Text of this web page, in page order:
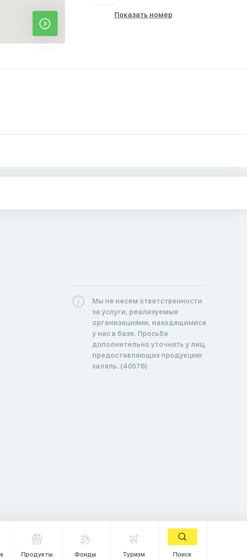
Показать номер
Мы не несем ответственности
за услуги, реализуемые
организациями, находящимися
у нас в базе. Просьба
дополнительно уточнять у лиц,
предоставляющих продукцию
халяль. (40576)
Продукты Фонды Туризм Поиск